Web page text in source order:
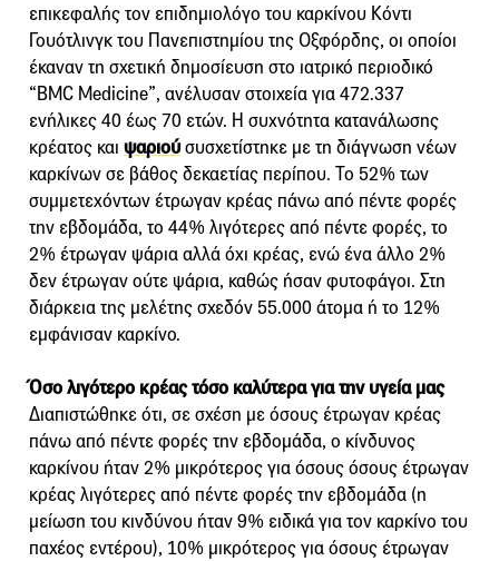
επικεφαλής τον επιδημιολόγο του καρκίνου Κόντι
Γουότλινγκ του Πανεπιστημίου της Οξφόρδης, οι οποίοι
έκαναν τη σχετική δημοσίευση στο ιατρικό περιοδικό
“BMC Medicine”, ανέλυσαν στοιχεία για 472.337
ενήλικες 40 έως 70 ετών. Η συχνότητα κατανάλωσης
κρέατος και ψαριούσυσχετίστηκε με τη διάγνωση νέων
καρκίνων σε βάθος δεκαετίας περίπου. Το 52% των
συμμετεχόντων έτρωγαν κρέας πάνω από πέντε φορές
την εβδομάδα, το 44% λιγότερες από πέντε φορές, το
2% έτρωγαν ψάρια αλλά όχι κρέας, ενώ ένα άλλο 2%
δεν έτρωγαν ούτε ψάρια, καθώς ήσαν φυτοφάγοι. Στη
διάρκεια της μελέτης σχεδόν 55.000 άτομα ή το 12%
εμφάνισαν καρκίνο.
Όσο λιγότερο κρέας τόσο καλύτερα για την υγεία μας
Διαπιστώθηκε ότι, σε σχέση με όσους έτρωγαν κρέας
πάνω από πέντε φορές την εβδομάδα, ο κίνδυνος
καρκίνου ήταν 2% μικρότερος για όσους όσους έτρωγαν
κρέας λιγότερες από πέντε φορές την εβδομάδα (η
μείωση του κινδύνου ήταν 9% ειδικά για τον καρκίνο του
παχέος εντέρου), 10% μικρότερος για όσους έτρωγαν